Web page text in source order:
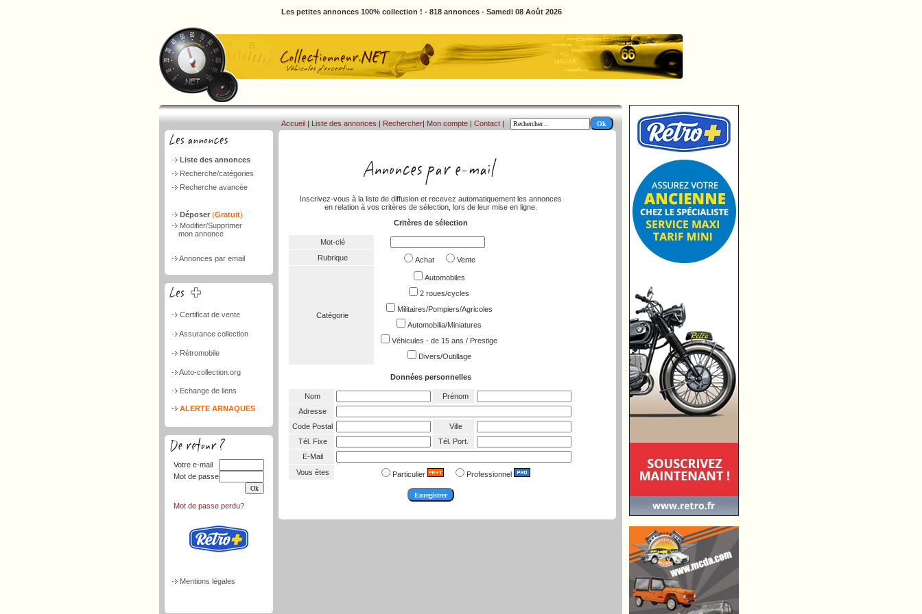
Les petites annonces 100% collection ! - 818 annonces - Samedi 08 Août 2026
Liste des annonces
Recherche/catégories
Recherche avancée
Déposer (Gratuit)
Modifier/Supprimer
mon annonce
Annonces par email
Certificat de vente
Assurance collection
Rétromobile
Auto-collection.org
Echange de liens
ALERTE ARNAQUES
Votre e-mail
Mot de passe
Mot de passe perdu?
Mentions légales
Accueil | Liste des annonces | Rechercher| Mon compte | Contact |
Inscrivez-vous à la liste de diffusion et recevez automatiquement les annonces
en relation à vos critères de sélection, lors de leur mise en ligne.
Critères de sélection
Mot-clé
Rubrique
Achat Vente
Catégorie
Automobiles
2 roues/cycles
Militaires/Pompiers/Agricoles
Automobilia/Miniatures
Véhicules - de 15 ans / Prestige
Divers/Outillage
Données personnelles
Nom
Prénom
Adresse
Code Postal
Ville
Tél. Fixe
Tél. Port.
E-Mail
Vous êtes
Particulier Professionnel